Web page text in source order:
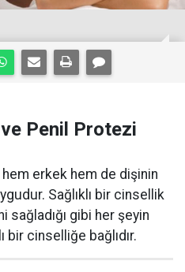
Penil Protezi
erkek hem de dişinin
Sağlıklı bir cinsellik
sağladığı gibi her şeyin
bir cinselliğe bağlıdır.